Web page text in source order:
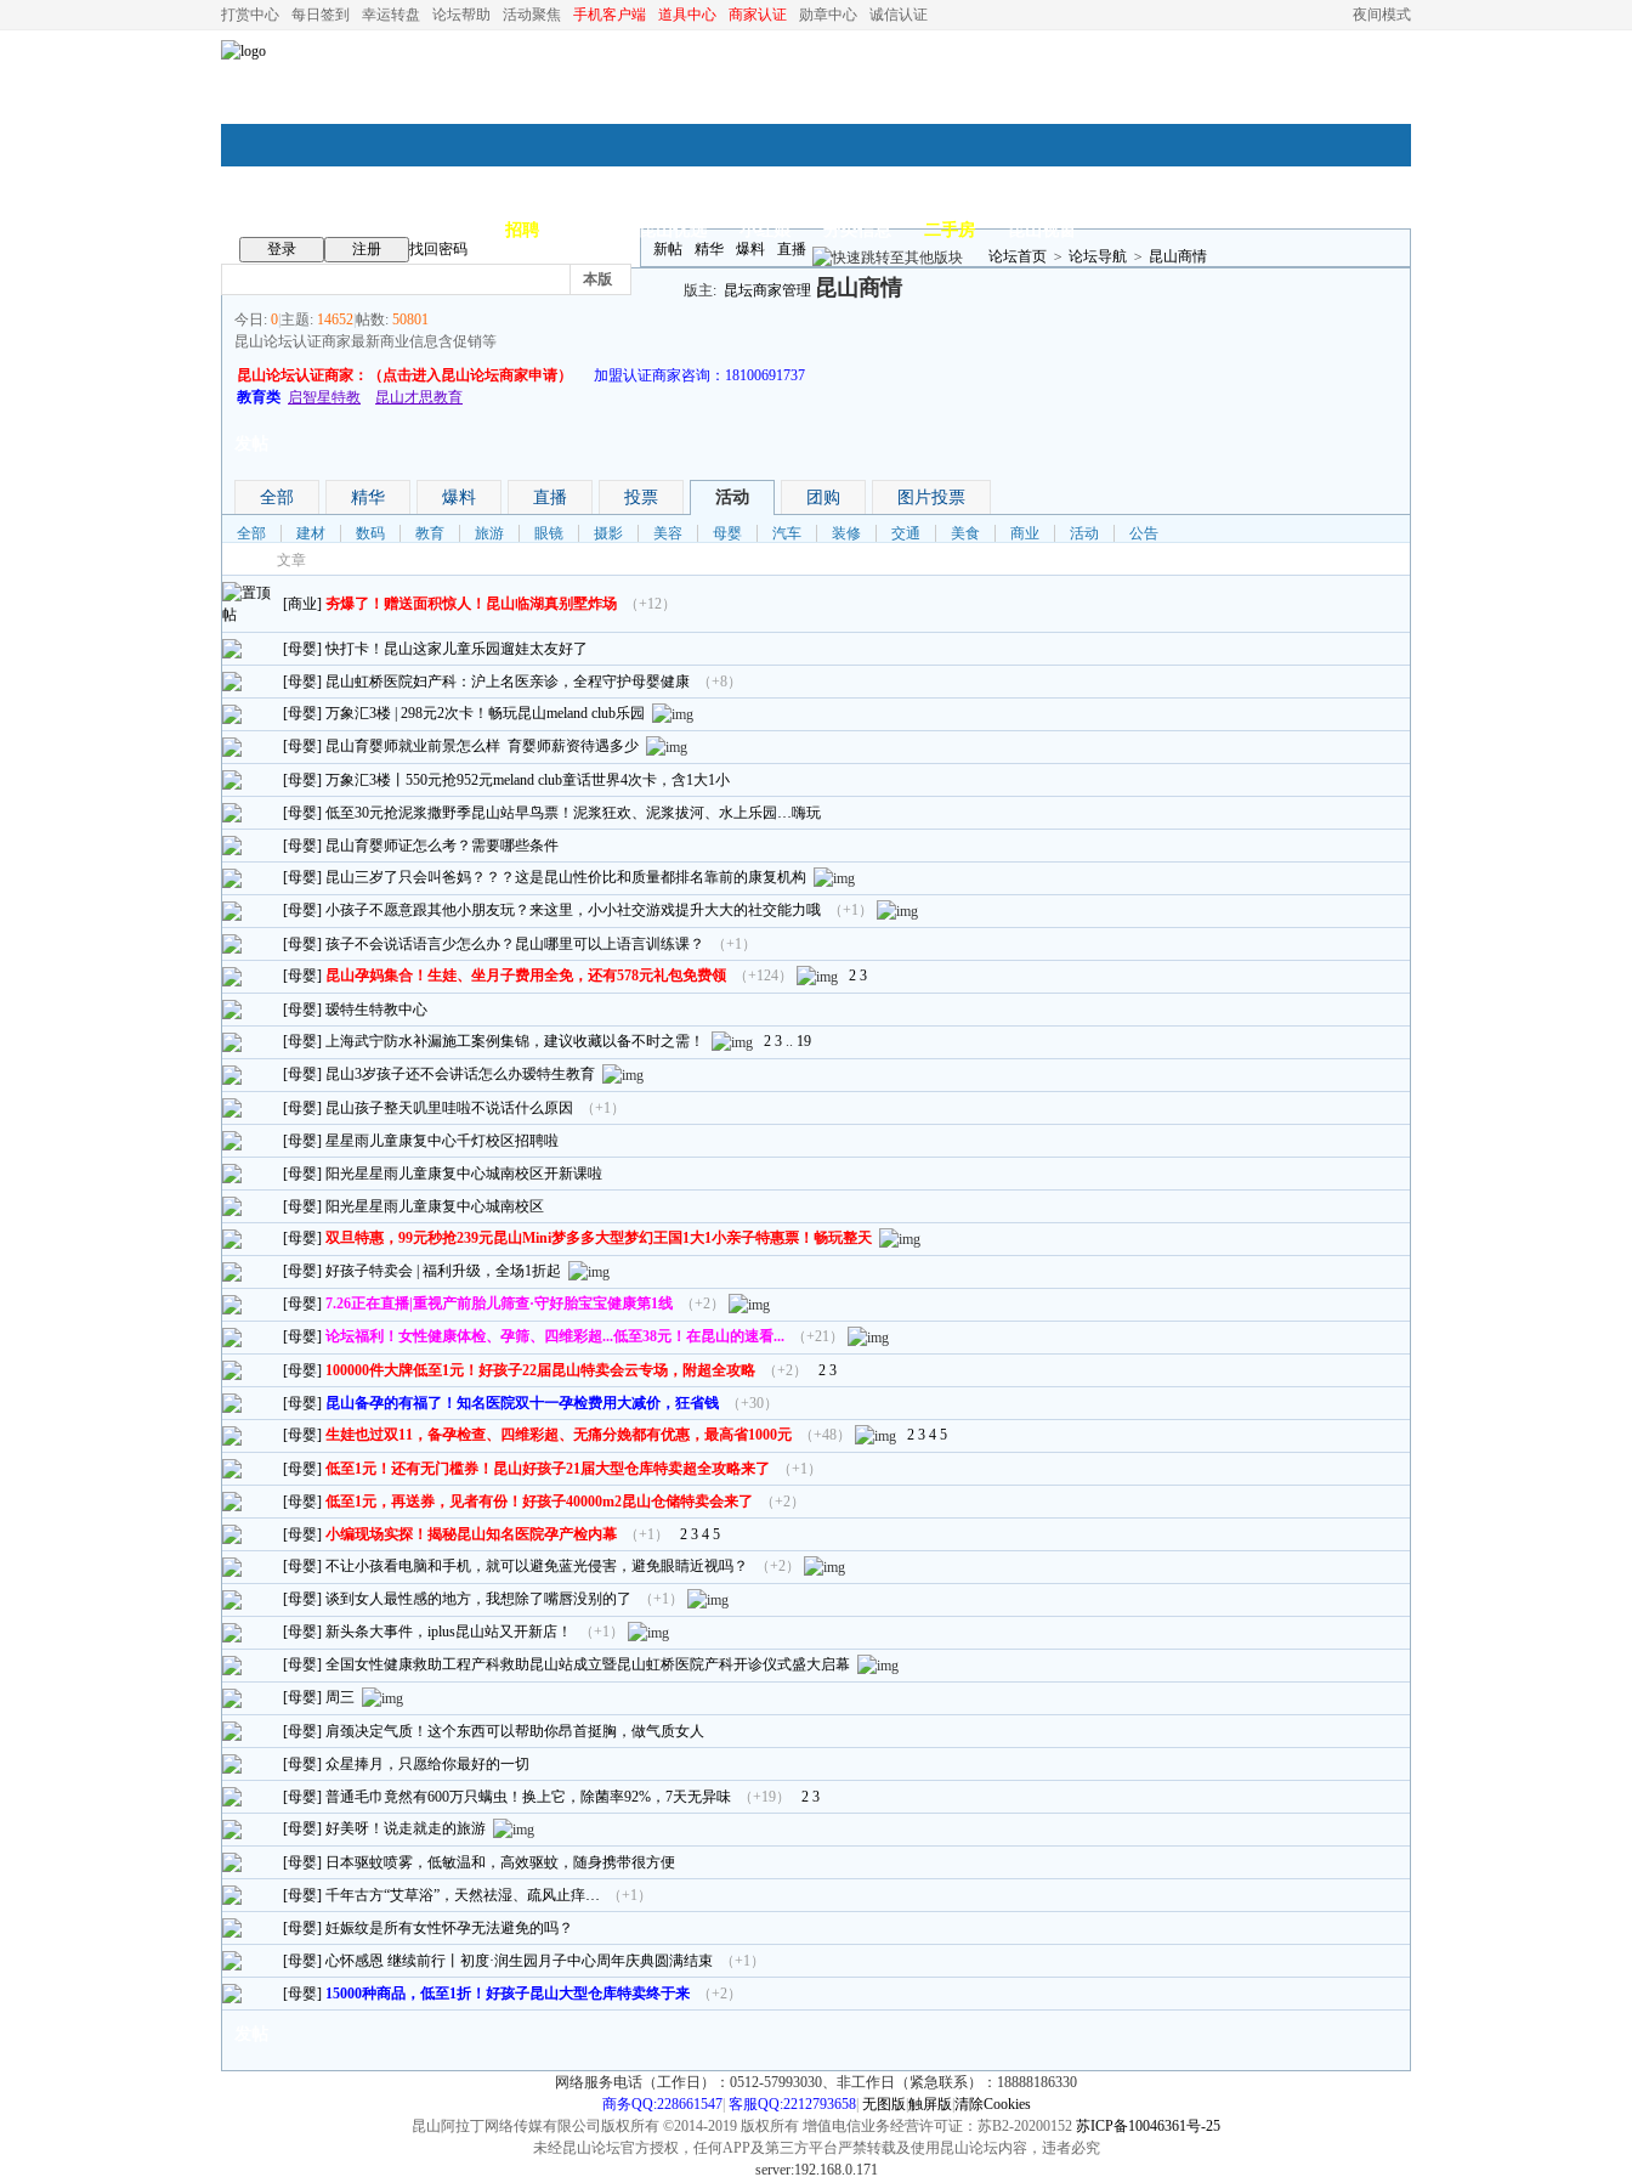
夜间模式
打赏中心 每日签到 幸运转盘 论坛帮助 活动聚焦 手机客户端 道具中心 商家认证 勋章中心 诚信认证
招聘 昆山优选 小红娘 分类信息 二手房 昆山视窗
登录 注册
找回密码
本版
新帖 精华 爆料 直播 论坛首页 > 论坛导航 > 昆山商情
版主: 昆坛商家管理 昆山商情
今日: 0 主题: 14652帖数: 50801
昆山论坛认证商家最新商业信息含促销等
昆山论坛认证商家：（点击进入昆山论坛商家申请）
加盟认证商家咨询： 18100691737
教育类 启智星特教 昆山才思教育
全部 精华 爆料 直播 投票 活动 团购 图片投票
全部 建材 数码 教育 旅游 眼镜 摄影 美容 母婴 汽车 装修 交通 美食 商业 活动
公告
文章
[商业] 夯爆了！赠送面积惊人！昆山临湖真别墅炸场 （+12）
[母婴] 快打卡！昆山这家儿童乐园遛娃太友好了
[母婴] 昆山虹桥医院妇产科：沪上名医亲诊，全程守护母婴健康
（+8）
[母婴] 万象汇3楼 | 298元2次卡！畅玩昆山meland club乐园
[母婴] 昆山育婴师就业前景怎么样 育婴师薪资待遇多少
[母婴] 万象汇3楼丨550元抢952元meland club童话世界4次卡，含1大1小
[母婴] 低至30元抢泥浆撒野季昆山站早鸟票！泥浆狂欢、泥浆拔河、水上乐园…嗨玩
[母婴] 昆山育婴师证怎么考？需要哪些条件
[母婴] 昆山三岁了只会叫爸妈？？？这是昆山性价比和质量都排名靠前的康复机构
[母婴] 小孩子不愿意跟其他小朋友玩？来这里，小小社交游戏提升大大的社交能力哦
（+1）
[母婴] 孩子不会说话语言少怎么办？昆山哪里可以上语言训练课？
（+1）
[母婴] 昆山孕妈集合！生娃、坐月子费用全免，还有578元礼包免费领 （+124） 2 3
[母婴] 瑷特生特教中心
[母婴] 上海武宁防水补漏施工案例集锦，建议收藏以备不时之需！ 2 3 .. 19
[母婴] 昆山3岁孩子还不会讲话怎么办瑷特生教育
[母婴] 昆山孩子整天叽里哇啦不说话什么原因
（+1）
[母婴] 星星雨儿童康复中心千灯校区招聘啦
[母婴] 阳光星星雨儿童康复中心城南校区开新课啦
[母婴] 阳光星星雨儿童康复中心城南校区
[母婴] 双旦特惠，99元秒抢239元昆山Mini梦多多大型梦幻王国1大1小亲子特惠票！畅玩整天
[母婴] 好孩子特卖会 | 福利升级，全场1折起
[母婴] 7.26正在直播|重视产前胎儿筛查·守好胎宝宝健康第1线
（+2）
[母婴] 论坛福利！女性健康体检、孕筛、四维彩超...低至38元！在昆山的速看...
（+21）
[母婴] 100000件大牌低至1元！好孩子22届昆山特卖会云专场，附超全攻略 （+2） 2 3
[母婴] 昆山备孕的有福了！知名医院双十一孕检费用大减价，狂省钱
（+30）
[母婴] 生娃也过双11，备孕检查、四维彩超、无痛分娩都有优惠，最高省1000元 （+48） 2 3 4 5
[母婴] 低至1元！还有无门槛券！昆山好孩子21届大型仓库特卖超全攻略来了
（+1）
[母婴] 低至1元，再送券，见者有份！好孩子40000m2昆山仓储特卖会来了
（+2）
[母婴] 小编现场实探！揭秘昆山知名医院孕产检内幕 （+1） 2 3 4 5
[母婴] 不让小孩看电脑和手机，就可以避免蓝光侵害，避免眼睛近视吗？
（+2）
[母婴] 谈到女人最性感的地方，我想除了嘴唇没别的了
（+1）
[母婴] 新头条大事件，iplus昆山站又开新店！
（+1）
[母婴] 全国女性健康救助工程产科救助昆山站成立暨昆山虹桥医院产科开诊仪式盛大启幕
[母婴] 周三
[母婴] 肩颈决定气质！这个东西可以帮助你昂首挺胸，做气质女人
[母婴] 众星捧月，只愿给你最好的一切
[母婴] 普通毛巾竟然有600万只螨虫！换上它，除菌率92%，7天无异味 （+19） 2 3
[母婴] 好美呀！说走就走的旅游
[母婴] 日本驱蚊喷雾，低敏温和，高效驱蚊，随身携带很方便
[母婴] 千年古方“艾草浴”，天然祛湿、疏风止痒…
（+1）
[母婴] 妊娠纹是所有女性怀孕无法避免的吗？
[母婴] 心怀感恩 继续前行丨初度·润生园月子中心周年庆典圆满结束
（+1）
[母婴] 15000种商品，低至1折！好孩子昆山大型仓库特卖终于来 （+2）
网络服务电话（工作日）：0512-57993030、非工作日（紧急联系）：18888186330
商务QQ:228661547| 客服QQ:2212793658| 无图版 触屏版 清除Cookies
昆山阿拉丁网络传媒有限公司版权所有 ©2014-2019 版权所有 增值电信业务经营许可证：苏B2-20200152 苏ICP备10046361号-25
未经昆山论坛官方授权，任何APP及第三方平台严禁转载及使用昆山论坛内容，违者必究
server:192.168.0.171